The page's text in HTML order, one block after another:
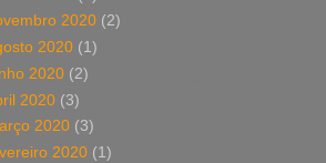
2020 (2)
2020 (1)
2020 (2)
2020 (3)
2020 (3)
2020 (1)